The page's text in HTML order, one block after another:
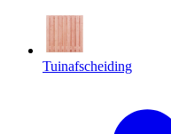
Tuinafscheiding